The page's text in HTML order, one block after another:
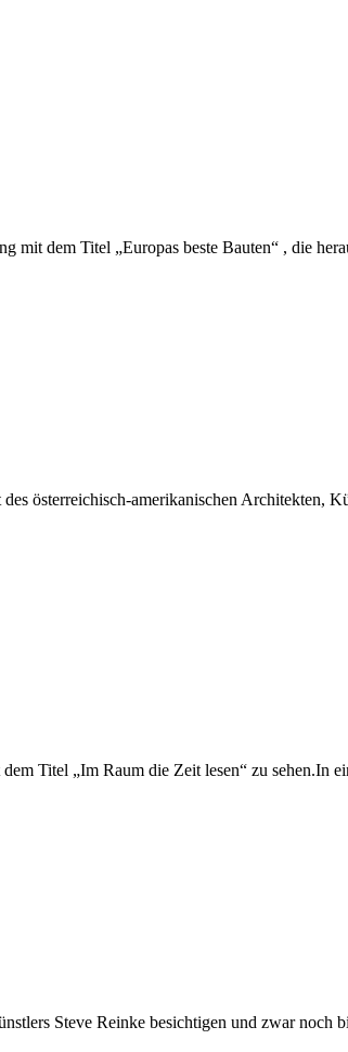
dem Titel „Europas beste Bauten“ , die
österreichisch-amerikanischen Architekten,
Titel „Im Raum die Zeit lesen“ zu sehen.In
Steve Reinke besichtigen und zwar noch